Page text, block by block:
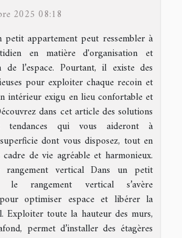
2025 08:18
petit appartement peut ressembler à
en matière d'organisation et
de l’espace. Pourtant, il existe des
pour exploiter chaque recoin et
intérieur exigu en lieu confortable et
dans cet article des solutions
tendances qui vous aideront à
dont vous disposez, tout en
de vie agréable et harmonieux.
vertical Dans un petit
le rangement vertical s’avère
optimiser espace et libérer la
Exploiter toute la hauteur des murs,
permet d’installer des étagères